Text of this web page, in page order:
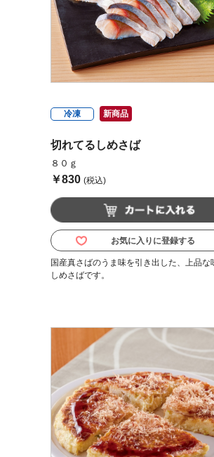
冷凍 新商品
切れてるしめさば
８０ｇ
￥830 (税込)
お気に入りに登録する
国産真さばのうま味を引き出した、上品な
しめさばです。